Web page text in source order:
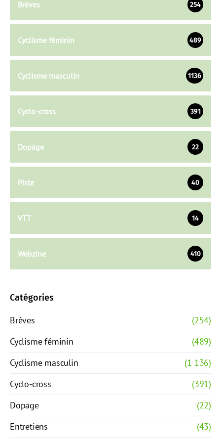
Brèves 254
Cyclisme féminin 489
Cyclisme masculin 1136
Cyclo-cross 391
Dopage 22
Piste 40
VTT 14
Webzine 410
Catégories
Brèves
(254)
Cyclisme féminin
(489)
Cyclisme masculin
(1 136)
Cyclo-cross
(391)
Dopage
(22)
Entretiens
(43)